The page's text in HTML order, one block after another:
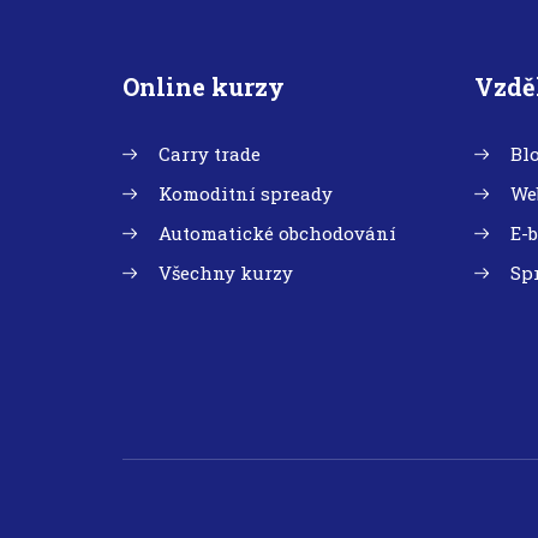
Online kurzy
Carry trade
Komoditní spready
Automatické obchodování
Všechny kurzy
E-